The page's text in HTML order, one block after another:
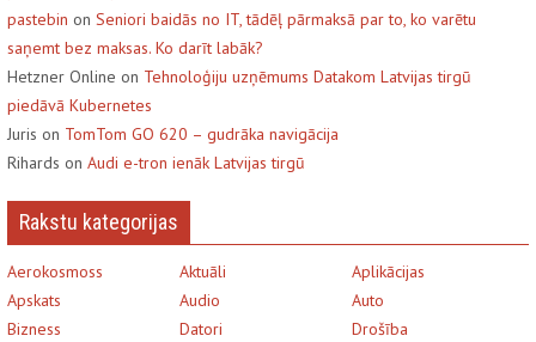
pastebin on Seniori baidās no IT, tādēļ pārmaksā par to, ko varētu
saņemt bez maksas. Ko darīt labāk?
Hetzner Online on Tehnoloģiju uzņēmums Datakom Latvijas tirgū
piedāvā Kubernetes
Juris on TomTom GO 620 – gudrāka navigācija
Rihards on Audi e-tron ienāk Latvijas tirgū
Rakstu kategorijas
Aerokosmoss Aktuāli
Aplikācijas
Apskats
Audio
Auto
Bizness
Datori
Drošība